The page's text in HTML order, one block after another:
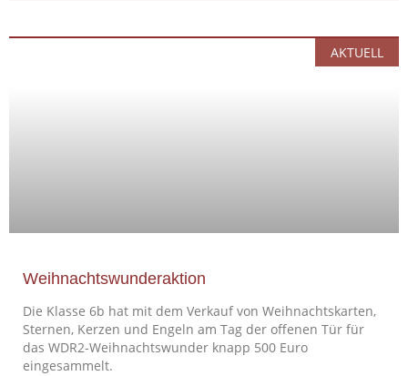
AKTUELL
Weihnachtswunderaktion
Die Klasse 6b hat mit dem Verkauf von Weihnachtskarten,
Sternen, Kerzen und Engeln am Tag der offenen Tür für
das WDR2-Weihnachtswunder knapp 500 Euro
eingesammelt.